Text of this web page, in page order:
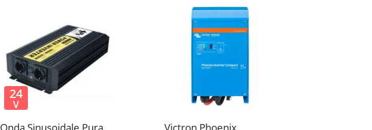
Onda Sinusoidale Pura
24
V
Victron Phoenix